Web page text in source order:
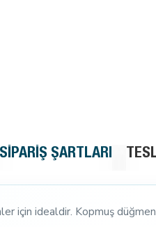
SIPARIŞ ŞARTLARI
idealdir. Kopmuş